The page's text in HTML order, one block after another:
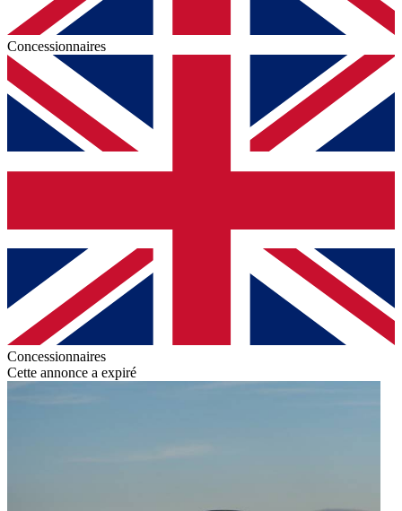
Concessionnaires
Concessionnaires
Cette annonce a expiré